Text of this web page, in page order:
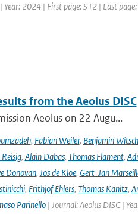
2024 | First page: S12 | Last
from the Aeolus DISC
Aeolus on 22 Augu...
, Fabian Weiler, Benjamin
, Alain Dabas, Thomas Flament,
Donovan, Jos de Kloe, Gert-Jan
, Frithjof Ehlers, Thomas Kanitz,
Parinello | Journal: Aeolus DISC |